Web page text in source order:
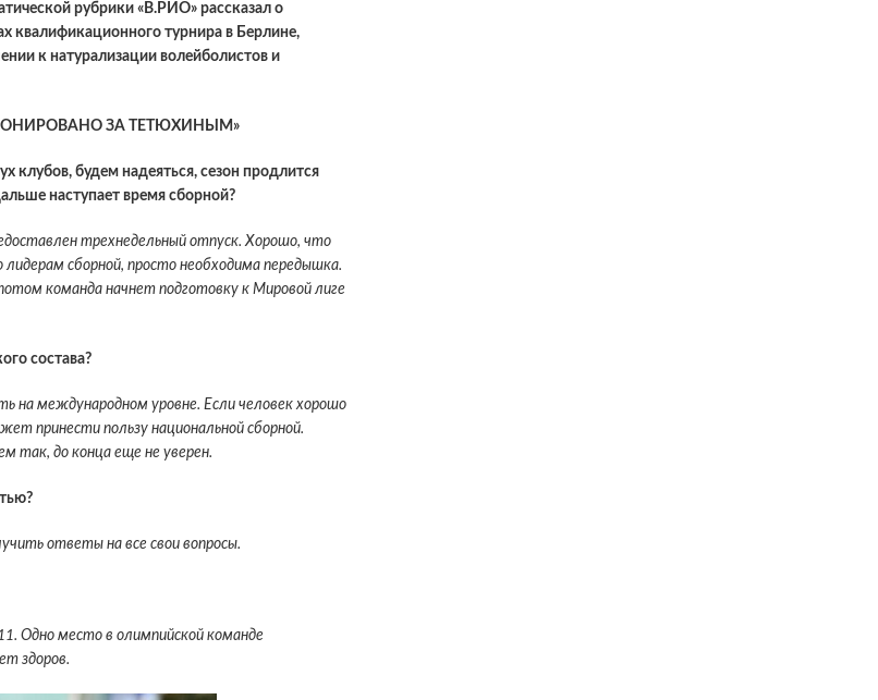
рубрики «В.РИО» рассказал о
квалификационного турнира в Берлине,
к натурализации волейболистов и
ЗА ТЕТЮХИНЫМ»
клубов, будем надеяться, сезон продлится
наступает время сборной?
трехнедельный отпуск. Хорошо, что
лидерам сборной, просто необходима передышка.
команда начнет подготовку к Мировой лиге
состава?
на международном уровне. Если человек хорошо
принести пользу национальной сборной.
так, до конца еще не уверен.
ответы на все свои вопросы.
Одно место в олимпийской команде
здоров.